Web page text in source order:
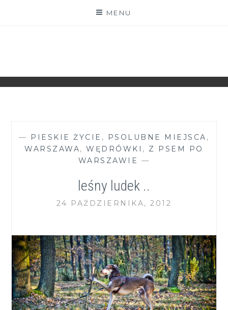
MENU
— PIESKIE ŻYCIE , PSOLUBNE MIEJSCA ,
WARSZAWA,WĘDRÓWKI , Z PSEM PO
WARSZAWIE —
leśny ludek ..
24 PAŹDZIERNIKA, 2012